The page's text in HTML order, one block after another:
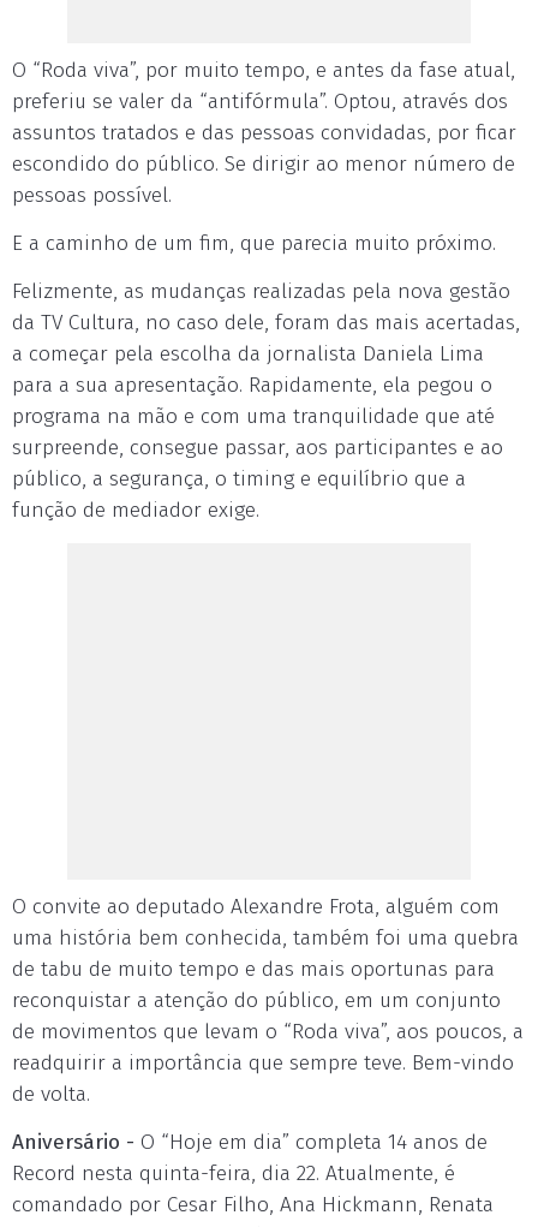
O “Roda viva”, por muito tempo, e antes da fase atual,
preferiu se valer da “antifórmula”. Optou, através dos
assuntos tratados e das pessoas convidadas, por ficar
escondido do público. Se dirigir ao menor número de
pessoas possível.
E a caminho de um fim, que parecia muito próximo.
Felizmente, as mudanças realizadas pela nova gestão
da TV Cultura, no caso dele, foram das mais acertadas,
a começar pela escolha da jornalista Daniela Lima
para a sua apresentação. Rapidamente, ela pegou o
programa na mão e com uma tranquilidade que até
surpreende, consegue passar, aos participantes e ao
público, a segurança, o timing e equilíbrio que a
função de mediador exige.
O convite ao deputado Alexandre Frota, alguém com
uma história bem conhecida, também foi uma quebra
de tabu de muito tempo e das mais oportunas para
reconquistar a atenção do público, em um conjunto
de movimentos que levam o “Roda viva”, aos poucos, a
readquirir a importância que sempre teve. Bem-vindo
de volta.
Aniversário - O “Hoje em dia” completa 14 anos de
Record nesta quinta-feira, dia 22. Atualmente, é
comandado por Cesar Filho, Ana Hickmann, Renata